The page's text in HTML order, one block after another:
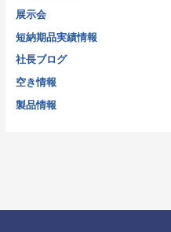
展示会
短納期品実績情報
社長ブログ
空き情報
製品情報